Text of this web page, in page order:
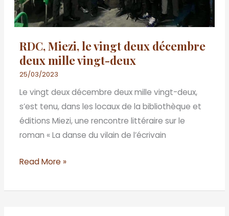
RDC, Miezi, le vingt deux décembre
deux mille vingt-deux
25/03/2023
Le vingt deux décembre deux mille vingt-deux,
s’est tenu, dans les locaux de la bibliothèque et
éditions Miezi, une rencontre littéraire sur le
roman « La danse du vilain de l’écrivain
vingt-
deux
Read More »